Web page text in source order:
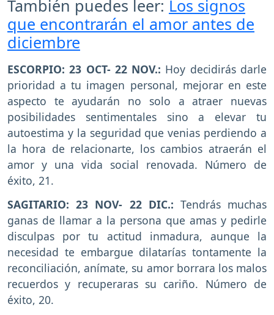
También puedes leer: Los signos
que encontrarán el amor antes de
diciembre
ESCORPIO: 23 OCT- 22 NOV.: Hoy decidirás darle
prioridad a tu imagen personal, mejorar en este
aspecto te ayudarán no solo a atraer nuevas
posibilidades sentimentales sino a elevar tu
autoestima y la seguridad que venias perdiendo a
la hora de relacionarte, los cambios atraerán el
amor y una vida social renovada. Número de
éxito, 21.
SAGITARIO: 23 NOV- 22 DIC.: Tendrás muchas
ganas de llamar a la persona que amas y pedirle
disculpas por tu actitud inmadura, aunque la
necesidad te embargue dilatarías tontamente la
reconciliación, anímate, su amor borrara los malos
recuerdos y recuperaras su cariño. Número de
éxito, 20.